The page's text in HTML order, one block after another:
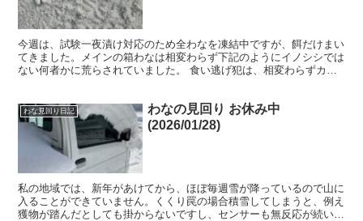
今週は、試験一夜漬け対応のため全わなを凍結中ですが、餌だけまい
てきました。メインの箱わなは相変わらず下記のようにイノシシでは
ない何者かに荒らされていました。 食い逃げ犯は、相変わらずカメ
わな見回り日記
わなの見回り お休み中
(2026/01/28)
私の地域では、新年があけてから、ほぼ毎週雪が降っているので山に
入ることができていません。くくり罠の場合積雪してしまうと、例え
獲物が踏んだとしても掛からないですし、センサーも無反応が続いて